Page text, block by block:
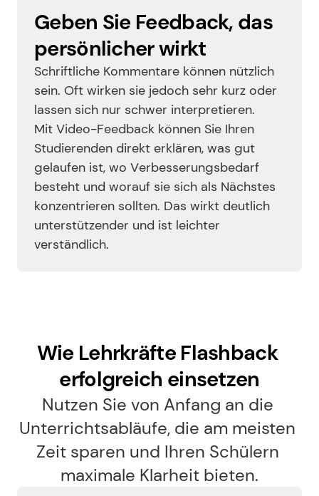
Geben Sie Feedback, das
persönlicher wirkt
Schriftliche Kommentare können nützlich
sein. Oft wirken sie jedoch sehr kurz oder
lassen sich nur schwer interpretieren.
Mit Video-Feedback können Sie Ihren
Studierenden direkt erklären, was gut
gelaufen ist, wo Verbesserungsbedarf
besteht und worauf sie sich als Nächstes
konzentrieren sollten. Das wirkt deutlich
unterstützender und ist leichter
verständlich.
Wie Lehrkräfte Flashback
erfolgreich einsetzen
Nutzen Sie von Anfang an die
Unterrichtsabläufe, die am meisten
Zeit sparen und Ihren Schülern
maximale Klarheit bieten.